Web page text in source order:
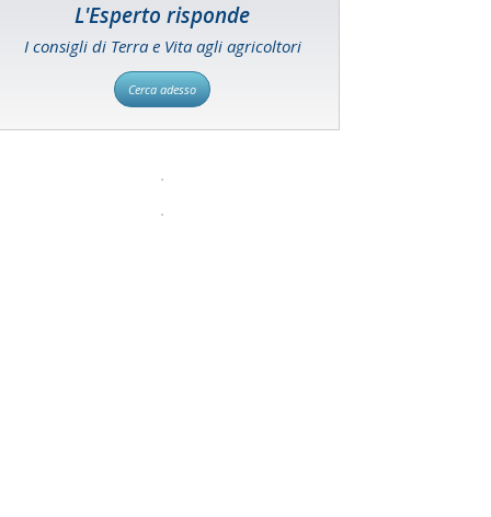
L'Esperto risponde
I consigli di Terra e Vita agli agricoltori
Cerca adesso